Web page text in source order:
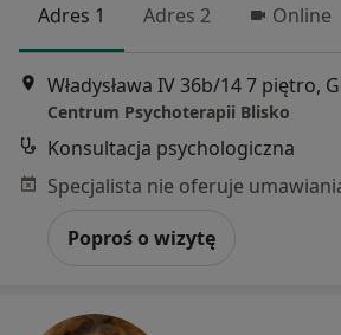
Adres 1 Adres 2 Online
Władysława IV 36b/14 7 piętro,
Centrum Psychoterapii Blisko
Konsultacja psychologiczna
Poproś o wizytę